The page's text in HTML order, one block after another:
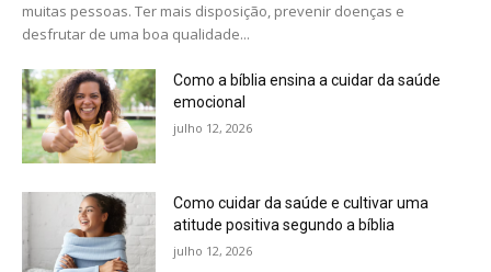
muitas pessoas. Ter mais disposição, prevenir doenças e
desfrutar de uma boa qualidade...
Como a bíblia ensina a cuidar da saúde
emocional
julho 12, 2026
Como cuidar da saúde e cultivar uma
atitude positiva segundo a bíblia
julho 12, 2026